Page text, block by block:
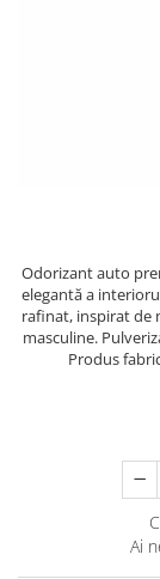
Suporți Conuri
Pachete
Odorizante
Odorizante de
ratan
Difuzoare
Rezerve
CADOURI &
Produse
Consumabile
Odorizant auto
elegantă a
rafinat, inspirat de
masculine.
Produs
Ai